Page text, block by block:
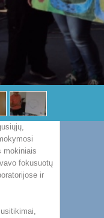
mokiniais
fokusuotų
ir